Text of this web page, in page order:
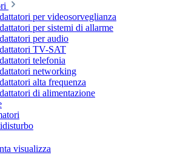
per videosorveglianza
per sistemi di allarme
per audio
TV-SAT
telefonia
networking
alta frequenza
di alimentazione
visualizza